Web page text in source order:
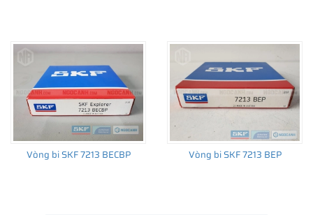
Vòng bi SKF 7213 BECBP Vòng bi SKF 7213 BEP